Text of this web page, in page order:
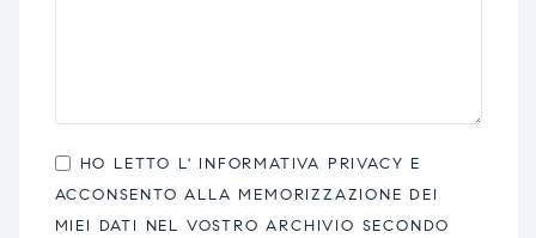
HO LETTO L' INFORMATIVA PRIVACY E
ACCONSENTO ALLA MEMORIZZAZIONE DEI
MIEI DATI NEL VOSTRO ARCHIVIO SECONDO